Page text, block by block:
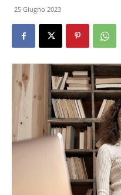
25 Giugno 2023